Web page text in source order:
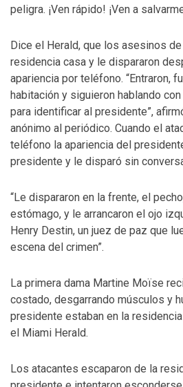
peligra. ¡Ven rápido! ¡Ven a
Dice el Herald, que los asesinos
residencia casa y le dispararon
apariencia por teléfono. “Entraron,
habitación y siguieron hablando
para identificar al presidente”,
anónimo al periódico. Cuando el
teléfono la apariencia del
presidente y le disparó sin
“Le dispararon en la frente, el
estómago, y le arrancaron el ojo
Henry Destin, un juez de paz que
escena del crimen”.
La primera dama Martine Moïse
costado, desgarrando músculos y
presidente estaban en la
el Miami Herald.
Los atacantes escaparon de la